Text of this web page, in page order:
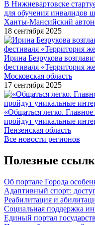
В Нижневартовске
для обучения инвалидов
Ханты-Мансийский
18 сентября 2025
Ирина Безрукова
фестиваля «Территория
Московская область
17 сентября 2025
«Общаться легко.
пройдут уникальные
Пензенская область
Все новости регионов
Полезные
Об портале Города
Адаптивный спорт:
Реабилитация и
Социальная поддержка
Единый портал